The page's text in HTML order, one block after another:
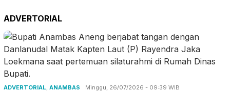
ADVERTORIAL
ADVERTORIAL ANAMBAS Minggu, 26/07/2026 - 09:39 WIB